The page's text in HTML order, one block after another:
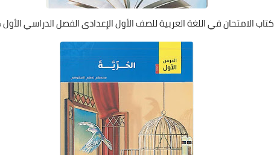
كتاب الامتحان في اللغة العربية للصف الأول الإعدادى الفصل الدراسي الأول 2024